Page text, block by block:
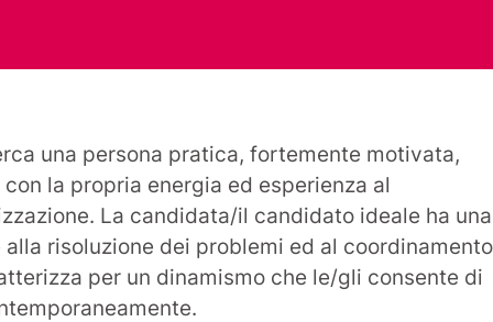
una persona pratica, fortemente motivata,
la propria energia ed esperienza al
La candidata/il candidato ideale ha una
risoluzione dei problemi ed al coordinamento
per un dinamismo che le/gli consente di